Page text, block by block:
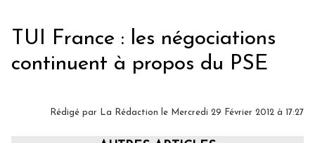
TUI France : les négociations
continuent à propos du PSE
Rédigé par La Rédaction le Mercredi 29 Février 2012 à 17:27